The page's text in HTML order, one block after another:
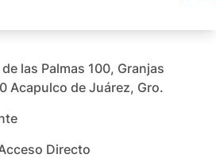
las Palmas 100, Granjas
Acapulco de Juárez, Gro.
Directo